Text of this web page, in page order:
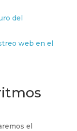
del
web en el
el